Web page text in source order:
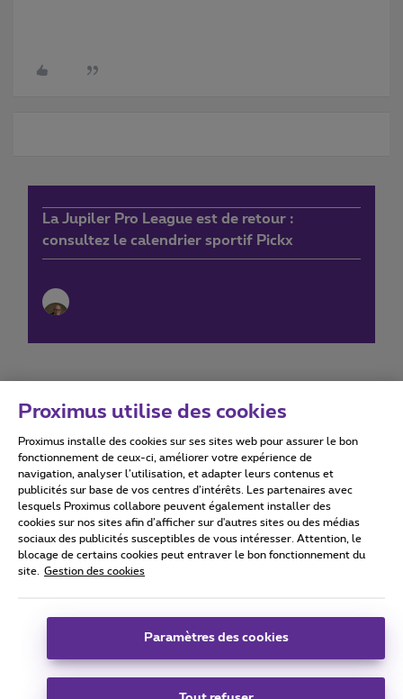
La Jupiler Pro League est de retour :
consultez le calendrier sportif Pickx
Conditions d'utilisation Accessibility statement
Tous droits réservés. © 2026 Proximus
Conditions générales, info consommateur
Coordonnées de l’entreprise
Boulevard du Roi Albert II 27 - B-1030 Bruxelles.
Proximus utilise des cookies
Proximus installe des cookies sur ses sites web pour assurer le bon
fonctionnement de ceux-ci, améliorer votre expérience de
navigation, analyser l’utilisation, et adapter leurs contenus et
publicités sur base de vos centres d’intérêts. Les partenaires avec
lesquels Proximus collabore peuvent également installer des
cookies sur nos sites afin d’afficher sur d'autres sites ou des médias
sociaux des publicités susceptibles de vous intéresser. Attention, le
blocage de certains cookies peut entraver le bon fonctionnement du
site.
Gestion des cookies
Paramètres des cookies